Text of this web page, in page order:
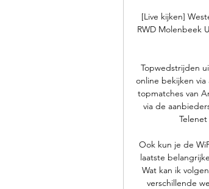
[Live kijken]
RWD Molenbeek
Topwedstrijden
online bekijken via
topmatches van
via de
Ook kun je de
laatste
Wat kan ik
verschillende